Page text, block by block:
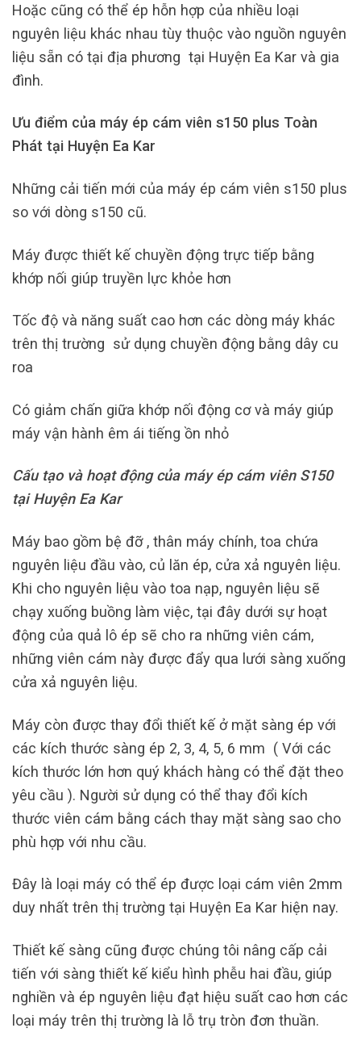
Hoặc cũng có thể ép hỗn hợp của nhiều loại
nguyên liệu khác nhau tùy thuộc vào nguồn nguyên
liệu sẵn có tại địa phương tại Huyện Ea Kar và gia
đình.
Ưu điểm của máy ép cám viên s150 plus Toàn
Phát tại Huyện Ea Kar
Những cải tiến mới của máy ép cám viên s150 plus
so với dòng s150 cũ.
Máy được thiết kế chuyền động trực tiếp bằng
khớp nối giúp truyền lực khỏe hơn
Tốc độ và năng suất cao hơn các dòng máy khác
trên thị trường sử dụng chuyền động bằng dây cu
roa
Có giảm chấn giữa khớp nối động cơ và máy giúp
máy vận hành êm ái tiếng ồn nhỏ
Cấu tạo và hoạt động của máy ép cám viên S150
tại Huyện Ea Kar
Máy bao gồm bệ đỡ , thân máy chính, toa chứa
nguyên liệu đầu vào, củ lăn ép, cửa xả nguyên liệu.
Khi cho nguyên liệu vào toa nạp, nguyên liệu sẽ
chạy xuống buồng làm việc, tại đây dưới sự hoạt
động của quả lô ép sẽ cho ra những viên cám,
những viên cám này được đẩy qua lưới sàng xuống
cửa xả nguyên liệu.
Máy còn được thay đổi thiết kế ở mặt sàng ép với
các kích thước sàng ép 2, 3, 4, 5, 6 mm ( Với các
kích thước lớn hơn quý khách hàng có thể đặt theo
yêu cầu ). Người sử dụng có thể thay đổi kích
thước viên cám bằng cách thay mặt sàng sao cho
phù hợp với nhu cầu.
Đây là loại máy có thể ép được loại cám viên 2mm
duy nhất trên thị trường tại Huyện Ea Kar hiện nay.
Thiết kế sàng cũng được chúng tôi nâng cấp cải
tiến với sàng thiết kế kiểu hình phễu hai đầu, giúp
nghiền và ép nguyên liệu đạt hiệu suất cao hơn các
loại máy trên thị trường là lỗ trụ tròn đơn thuần.